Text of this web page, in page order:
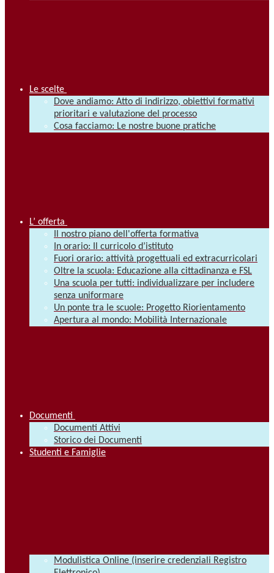
Le scelte
Dove andiamo: Atto di indirizzo, obiettivi formativi
prioritari e valutazione del processo
Cosa facciamo: Le nostre buone pratiche
L’ offerta
Il nostro piano dell'offerta formativa
In orario: Il curricolo d’istituto
Fuori orario: attività progettuali ed extracurricolari
Oltre la scuola: Educazione alla cittadinanza e FSL
Una scuola per tutti: individualizzare per includere
senza uniformare
Un ponte tra le scuole: Progetto Riorientamento
Apertura al mondo: Mobilità Internazionale
Documenti
Documenti Attivi
Storico dei Documenti
Studenti e Famiglie
Modulistica Online (inserire credenziali Registro